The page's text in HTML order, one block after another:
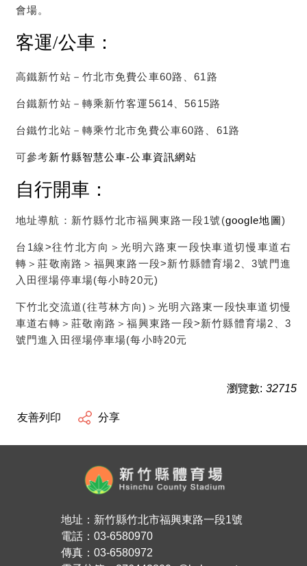
會場。
客運/公車 ：
高鐵新竹站－竹北市免費公車60路、61路
台鐵新竹站－轉乘新竹客運5614、5615路
台鐵竹北站－轉乘竹北市免費公車60路、61路
可參考新竹縣智慧公車-公車資訊網站
自行開車 ：
地址導航：新竹縣竹北市福興東路一段1號(google地圖)
台1線>往竹北方向＞光明六路東一段快車道切慢車道右
轉＞莊敬南路＞福興東路一段>新竹縣體育場2、3號門進
入田徑場停車場(每小時20元)
下竹北交流道(往芎林方向)＞光明六路東一段快車道切慢
車道右轉＞莊敬南路＞福興東路一段>新竹縣體育場2、3
號門進入田徑場停車場(每小時20元
瀏覽數: 32715
友善列印 分享
地址：新竹縣竹北市福興東路一段1號
電話：03-6580970
傳真：03-6580972